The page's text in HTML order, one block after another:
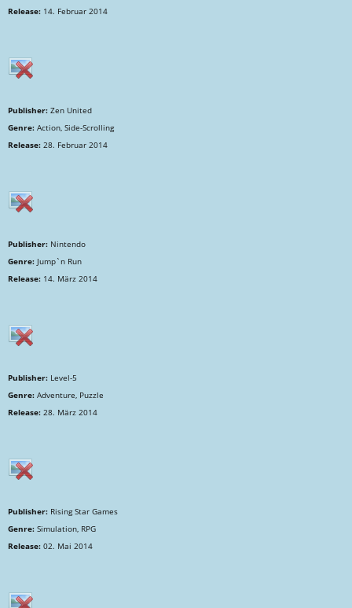
Release: 14. Februar 2014
Publisher: Zen United
Genre: Action, Side-Scrolling
Release: 28. Februar 2014
Publisher: Nintendo
Genre: Jump`n Run
Release: 14. März 2014
Publisher: Level-5
Genre: Adventure, Puzzle
Release: 28. März 2014
Publisher: Rising Star Games
Genre: Simulation, RPG
Release: 02. Mai 2014